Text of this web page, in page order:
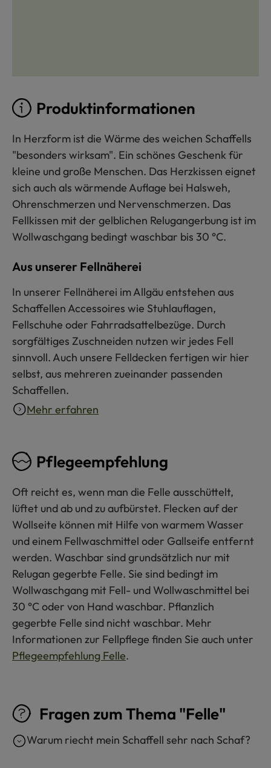
Produktinformationen
In Herzform ist die Wärme des weichen Schaffells
"besonders wirksam". Ein schönes Geschenk für
kleine und große Menschen. Das Herzkissen eignet
sich auch als wärmende Auflage bei Halsweh,
Ohrenschmerzen und Nervenschmerzen. Das
Fellkissen mit der gelblichen Relugangerbung ist im
Wollwaschgang bedingt waschbar bis 30 °C.
Aus unserer Fellnäherei
In unserer Fellnäherei im Allgäu entstehen aus
Schaffellen Accessoires wie Stuhlauflagen,
Fellschuhe oder Fahrradsattelbezüge. Durch
sorgfältiges Zuschneiden nutzen wir jedes Fell
sinnvoll. Auch unsere Felldecken fertigen wir hier
selbst, aus mehreren zueinander passenden
Schaffellen.
Mehr erfahren
Pflegeempfehlung
Oft reicht es, wenn man die Felle ausschüttelt,
lüftet und ab und zu aufbürstet. Flecken auf der
Wollseite können mit Hilfe von warmem Wasser
und einem Fellwaschmittel oder Gallseife entfernt
werden. Waschbar sind grundsätzlich nur mit
Relugan gegerbte Felle. Sie sind bedingt im
Wollwaschgang mit Fell- und Wollwaschmittel bei
30 °C oder von Hand waschbar. Pflanzlich
gegerbte Felle sind nicht waschbar. Mehr
Informationen zur Fellpflege finden Sie auch unter
Pflegeempfehlung Felle.
Fragen zum Thema "Felle"
Warum riecht mein Schaffell sehr nach Schaf?